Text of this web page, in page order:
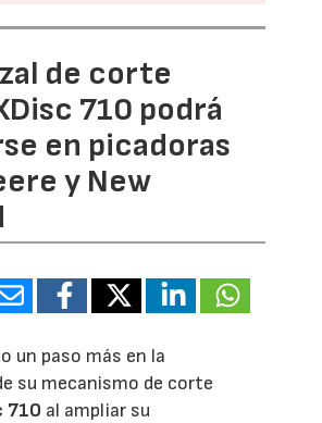
de corte
710 podrá
en picadoras
y New
un paso más en la
su mecanismo de corte
710 al ampliar su